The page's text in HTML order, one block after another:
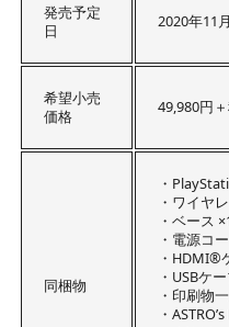
発売予定
日
2020年11
希望小売
価格
49,980円
同梱物
・
・ワイヤ
・ベース
・電源コ
・HDMI®
・USBケ
・印刷物
・